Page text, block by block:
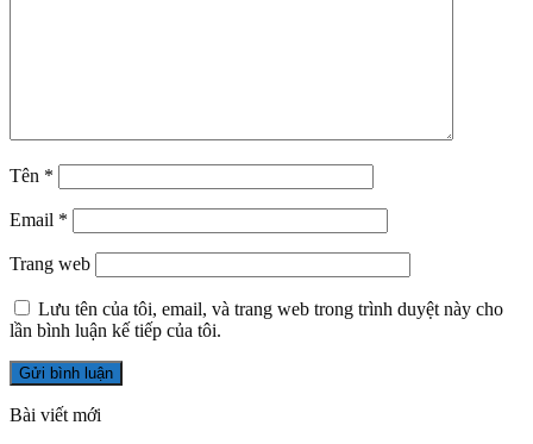
Tên *
Email *
Trang web
Lưu tên của tôi, email, và trang web trong trình duyệt này cho
lần bình luận kế tiếp của tôi.
Bài viết mới